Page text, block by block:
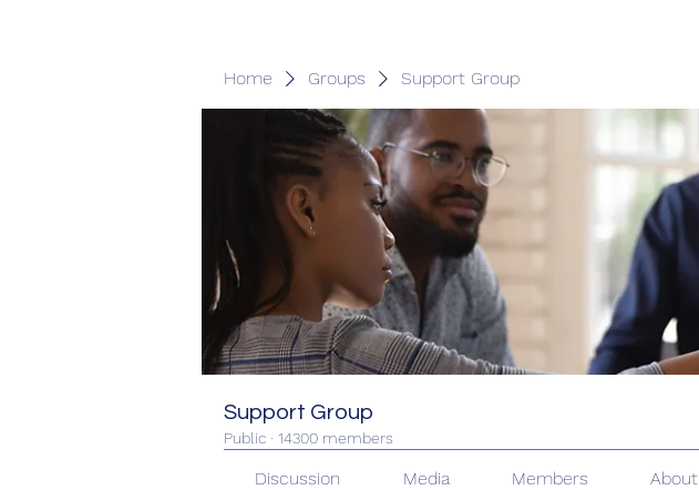
Home Groups Support Group
Support Group
Public · 14300 members
Discussion Media Members About